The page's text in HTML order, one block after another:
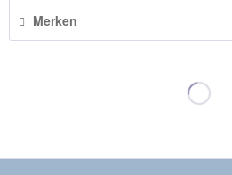
Merken